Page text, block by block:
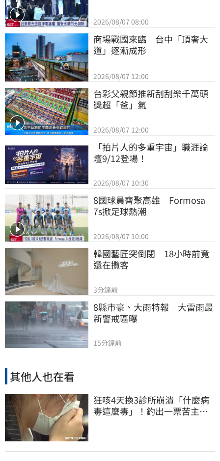
2026/08/07 08:00
商場戰國來臨　台中「頂奢大
道」逐漸成形
2026/08/07 12:00
台彩父親節推新刮刮樂千萬頭
獎超「爸」氣
2026/08/07 12:00
「拍片人的多重宇宙」職涯論
壇9/12登場！
2026/08/07 10:30
8國球員齊聚高雄　Formosa
7s掀足球熱潮
2026/08/07 10:00
韓國藝匠突倒閉　18小時前竟
還在攬客
3分鐘前
8縣市豪、大雨特報　大雷雨最
新警戒區曝
15分鐘前
其他人也在看
狂咳4天換3診所崩潰「什麼病
毒這麼毒」！釣出一票苦主：